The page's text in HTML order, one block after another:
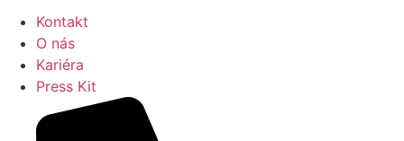
Kontakt
O nás
Kariéra
Press Kit